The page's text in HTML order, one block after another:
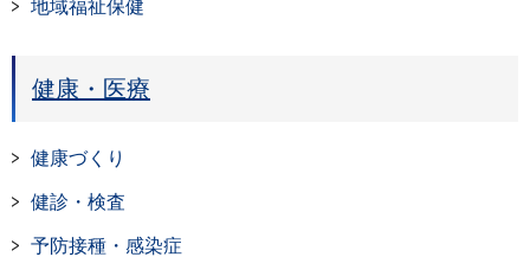
地域福祉保健
健康・医療
健康づくり
健診・検査
予防接種・感染症